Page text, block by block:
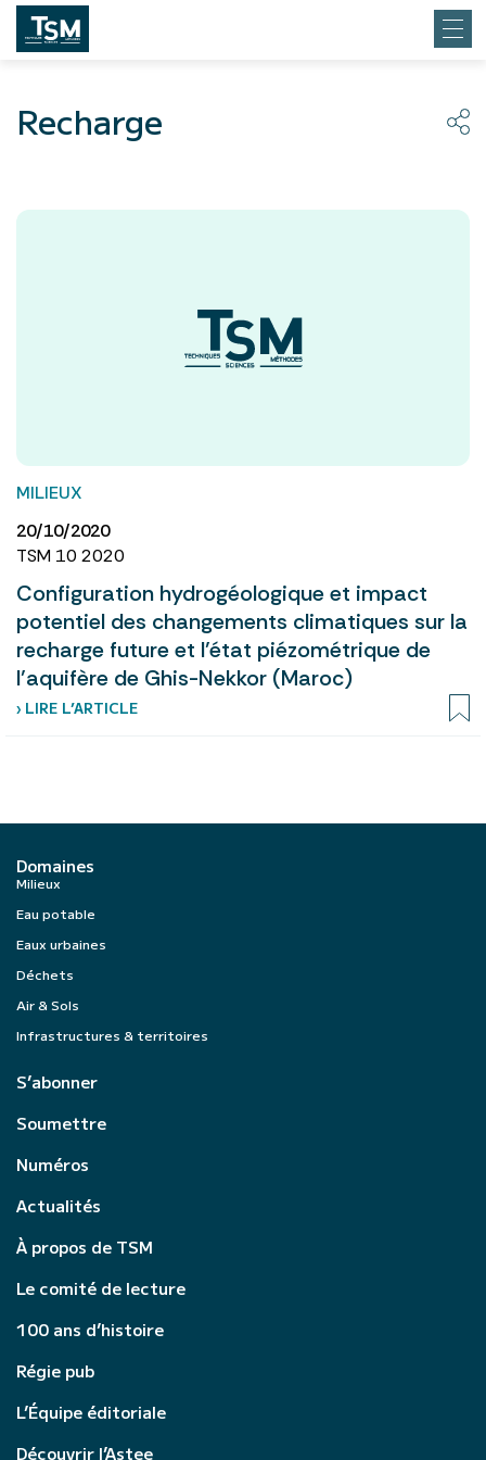
Recharge
MILIEUX
20/10/2020
TSM 10 2020
Configuration hydrogéologique et impact
potentiel des changements climatiques sur la
recharge future et l’état piézométrique de
l’aquifère de Ghis-Nekkor (Maroc)
› LIRE L’ARTICLE
Domaines
Milieux
Eau potable
Eaux urbaines
Déchets
Air & Sols
Infrastructures & territoires
S’abonner
Soumettre
Numéros
Actualités
À propos de TSM
Le comité de lecture
100 ans d’histoire
Régie pub
L’Équipe éditoriale
Découvrir l’Astee